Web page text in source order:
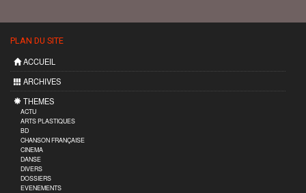
PLAN DU SITE
ACCUEIL
ARCHIVES
THEMES
ACTU
ARTS PLASTIQUES
BD
CHANSON FRANÇAISE
CINEMA
DANSE
DIVERS
DOSSIERS
EVENEMENTS